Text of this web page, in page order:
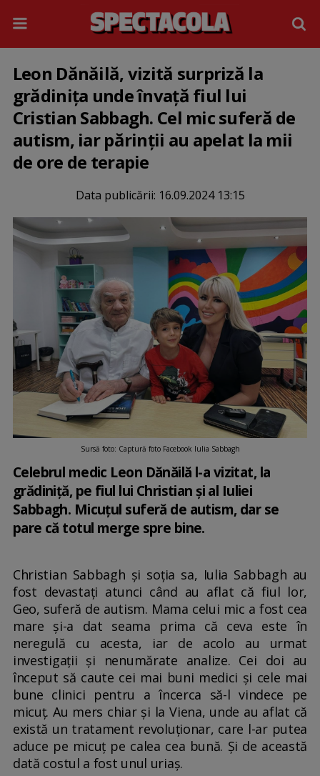
Leon Dănăilă, vizită surpriză la
grădinița unde învață fiul lui
Cristian Sabbagh. Cel mic suferă de
autism, iar părinții au apelat la mii
de ore de terapie
Data publicării: 16.09.2024 13:15
Sursă foto: Captură foto Facebook Iulia Sabbagh
Celebrul medic Leon Dănăilă l-a vizitat, la
grădiniță, pe fiul lui Christian și al Iuliei
Sabbagh. Micuțul suferă de autism, dar se
pare că totul merge spre bine.
Christian Sabbagh și soția sa, Iulia Sabbagh au
fost devastați atunci când au aflat că fiul lor,
Geo, suferă de autism. Mama celui mic a fost cea
mare și-a dat seama prima că ceva este în
neregulă cu acesta, iar de acolo au urmat
investigații și nenumărate analize. Cei doi au
început să caute cei mai buni medici și cele mai
bune clinici pentru a încerca să-l vindece pe
micuț. Au mers chiar și la Viena, unde au aflat că
există un tratament revoluționar, care l-ar putea
aduce pe micuț pe calea cea bună. Și de această
dată costul a fost unul uriaș.